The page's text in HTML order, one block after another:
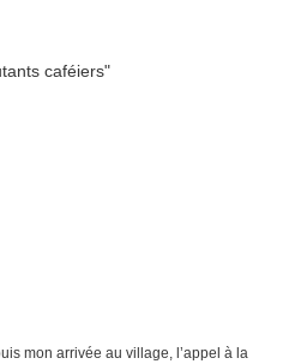
mon arrivée au village, l’appel à la